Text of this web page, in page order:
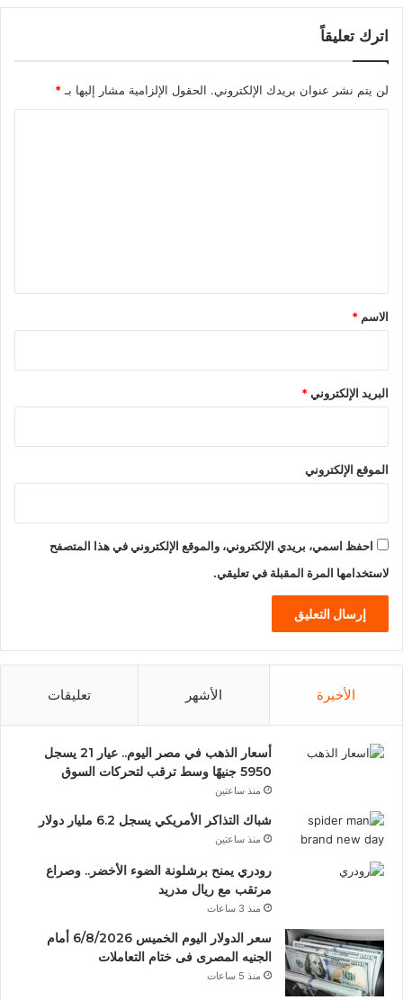
اترك تعليقاً
لن يتم نشر عنوان بريدك الإلكتروني. الحقول الإلزامية مشار إليها بـ *
*
الاسم *
البريد الإلكتروني*
الموقع الإلكتروني
احفظ اسمي، بريدي الإلكتروني، والموقع الإلكتروني في هذا المتصفح
لاستخدامها المرة المقبلة في تعليقي.
الأخيرة الأشهر تعليقات
أسعار الذهب في مصر اليوم.. عيار 21 يسجل
5950 جنيهًا وسط ترقب لتحركات السوق
منذ ساعتين
شباك التذاكر الأمريكي يسجل 6.2 مليار دولار
منذ ساعتين
رودري يمنح برشلونة الضوء الأخضر.. وصراع
مرتقب مع ريال مدريد
منذ 3 ساعات
سعر الدولار اليوم الخميس 6/8/2026 أمام
الجنيه المصرى فى ختام التعاملات
منذ 5 ساعات